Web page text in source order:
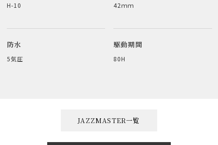
H-10 42ｍｍ
防水
5気圧
駆動期間
80H
JAZZMASTER一覧